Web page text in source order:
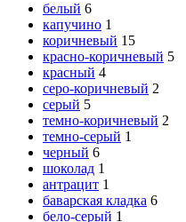
белый 6
капучино 1
коричневый 15
красно-коричневый 5
красный 4
серо-коричневый 2
серый 5
темно-коричневый 2
темно-серый 1
черный 6
шоколад 1
антрацит 1
баварская кладка 6
бело-серый 1